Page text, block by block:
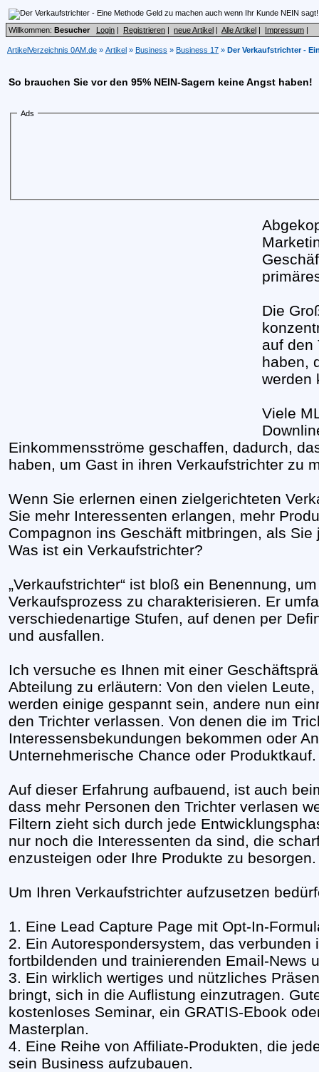
Willkommen: Besucher Login | Registrieren | neue Artikel | Alle Artikel | Impressum |
ArtikelVerzeichnis 0AM.de » Artikel » Business » Business 17 » Der Verkaufstrichter -
So brauchen Sie vor den 95% NEIN-Sagern keine Angst haben!
Ads
Die
auf den
haben,
werden
Viele
Einkommensströme geschaffen, dadurch,
haben, um Gast in ihren Verkaufstrichter zu
Wenn Sie erlernen einen zielgerichteten
Sie mehr Interessenten erlangen, mehr
Compagnon ins Geschäft mitbringen, als
Was ist ein Verkaufstrichter?
„Verkaufstrichter“ ist bloß ein Benennung,
Verkaufsprozess zu charakterisieren. Er
verschiedenartige Stufen, auf denen per
und ausfallen.
Ich versuche es Ihnen mit einer
Abteilung zu erläutern: Von den vielen
werden einige gespannt sein, andere nun
den Trichter verlassen. Von denen die im
Interessensbekundungen bekommen oder
Unternehmerische Chance oder Produktkauf.
Auf dieser Erfahrung aufbauend, ist auch
dass mehr Personen den Trichter verlasen
Filtern zieht sich durch jede
nur noch die Interessenten da sind, die
enzusteigen oder Ihre Produkte zu besorgen.
Um Ihren Verkaufstrichter aufzusetzen
1. Eine Lead Capture Page mit Opt-In-
2. Ein Autorespondersystem, das verbunden
fortbildenden und trainierenden Email-News
3. Ein wirklich wertiges und nützliches
bringt, sich in die Auflistung einzutragen.
kostenloses Seminar, ein GRATIS-Ebook
Masterplan.
4. Eine Reihe von Affiliate-Produkten, die
sein Business aufzubauen.